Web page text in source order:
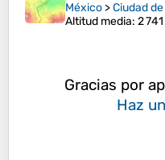
México >Ciudad
Altitud media: 2
Gracias por
Haz